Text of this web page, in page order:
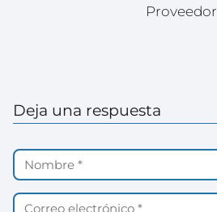
Proveedor
Deja una respuesta